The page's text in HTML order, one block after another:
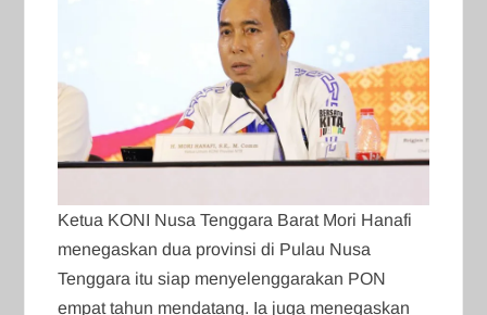
Ketua KONI Nusa Tenggara Barat Mori Hanafi
menegaskan dua provinsi di Pulau Nusa
Tenggara itu siap menyelenggarakan PON
empat tahun mendatang. Ia juga menegaskan